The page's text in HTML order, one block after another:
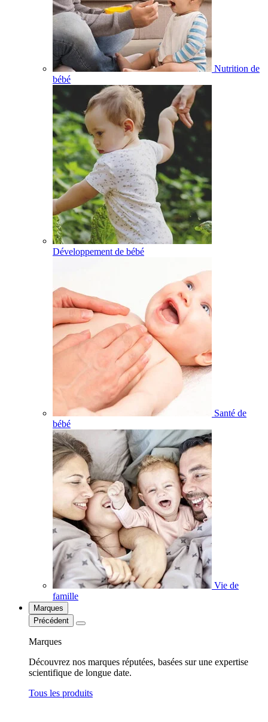
Nutrition de
bébé
Développement de bébé
Santé de
bébé
Vie de
famille
Marques
Précédent
Marques
Découvrez nos marques réputées, basées sur une expertise
scientifique de longue date.
Tous les produits